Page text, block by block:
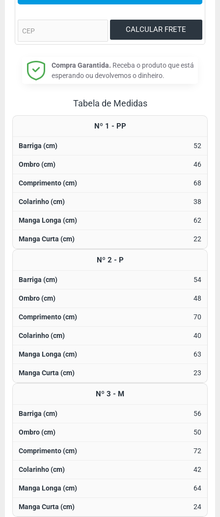
Compra Garantida. Receba o produto que está
esperando ou devolvemos o dinheiro.
Tabela de Medidas
Nº 1 - PP
52
46
68
38
62
22
Nº 2 - P
54
48
70
40
63
23
Nº 3 - M
56
50
72
42
64
24